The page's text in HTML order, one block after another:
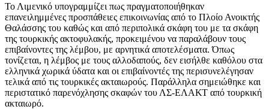
Το Λιμενικό υπογραμμίζει πως πραγματοποιήθηκαν
επανειλημμένες προσπάθειες επικοινωνίας από το Πλοίο Ανοικτής
Θαλάσσης του καθώς και από περιπολικά σκάφη του με τα σκάφη
της τουρκικής ακτοφυλακής, προκειμένου να παραλάβουν τους
επιβαίνοντες της λέμβου, με αρνητικά αποτελέσματα. Όπως
τονίζεται, η λέμβος με τους αλλοδαπούς, δεν εισήλθε καθόλου στα
ελληνικά χωρικά ύδατα και οι επιβαίνοντές της περισυνελέγησαν
τελικά από τις τουρκικές ακταιωρούς. Παράλληλα σημειώθηκε και
περιστατικό παρενόχλησης σκαφών του ΛΣ-ΕΛΑΚΤ από τουρκική
ακταιωρό.